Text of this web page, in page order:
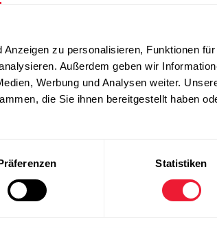
zu personalisieren, Funktionen
Außerdem geben wir
Werbung und Analysen weiter.
die Sie ihnen bereitgestellt haben
Statistiken